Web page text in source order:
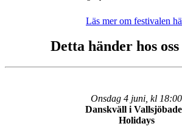
Läs mer om festivalen
Detta händer hos
Onsdag 4 juni, kl 18:00
Danskväll i
Holidays